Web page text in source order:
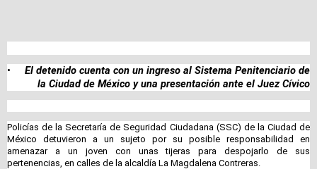
•
El detenido cuenta con un ingreso al Sistema Penitenciario de
la Ciudad de México y una presentación ante el Juez Cívico
Policías de la Secretaría de Seguridad Ciudadana (SSC) de la Ciudad de
México detuvieron a un sujeto por su posible responsabilidad en
amenazar a un joven con unas tijeras para despojarlo de sus
pertenencias, en calles de la alcaldía La Magdalena Contreras.